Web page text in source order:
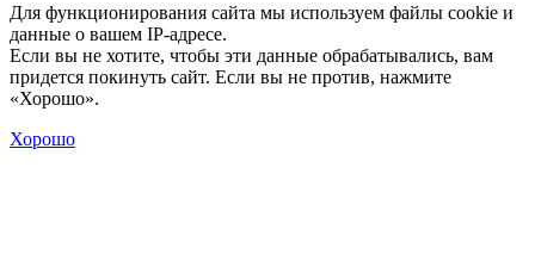
Для функционирования сайта мы используем файлы cookie и
данные о вашем IP-адресе.
Если вы не хотите, чтобы эти данные обрабатывались, вам
придется покинуть сайт. Если вы не против, нажмите
«Хорошо».
Хорошо